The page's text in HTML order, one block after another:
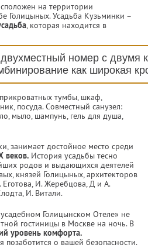
на территории
Голицыных. Усадьба Кузьминки –
, которая находится в
номер с двумя
как широкая
тумбы, шкаф,
посуда. Совместный санузел:
мыло, шампунь, гель для душа,
занимает достойное место среди
веков. История усадьбы тесно
родов и выдающихся деятелей
князей Голицыных, архитекторов
Еготова, И. Жеребцова, Д и А.
И. Витали.
Голицынском Отеле» не
гостиницы в Москве на ночь. В
уровень комфорта.
позаботится о вашей безопасности.